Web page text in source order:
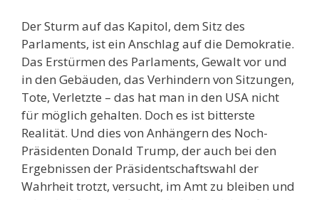
Der Sturm auf das Kapitol, dem Sitz des
Parlaments, ist ein Anschlag auf die Demokratie.
Das Erstürmen des Parlaments, Gewalt vor und
in den Gebäuden, das Verhindern von Sitzungen,
Tote, Verletzte – das hat man in den USA nicht
für möglich gehalten. Doch es ist bitterste
Realität. Und dies von Anhängern des Noch-
Präsidenten Donald Trump, der auch bei den
Ergebnissen der Präsidentschaftswahl der
Wahrheit trotzt, versucht, im Amt zu bleiben und